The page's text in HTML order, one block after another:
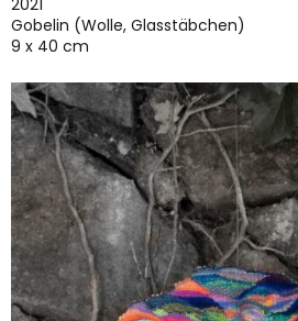
2021
Gobelin (Wolle, Glasstäbchen)
9 x 40 cm